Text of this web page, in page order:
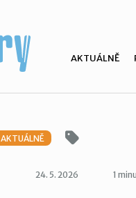
AKTUÁLNĚ
AKTUÁLNĚ
24. 5. 2026 1